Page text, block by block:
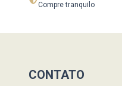
Compre tranquilo
CONTATO